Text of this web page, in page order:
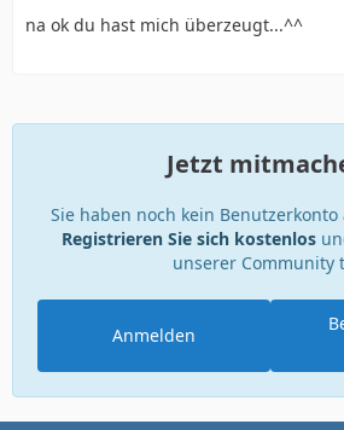
na ok du hast mich überzeugt...^^
Jetzt
Sie haben noch kein
Registrieren Sie sich kostenlos
unserer Community
Anmelden